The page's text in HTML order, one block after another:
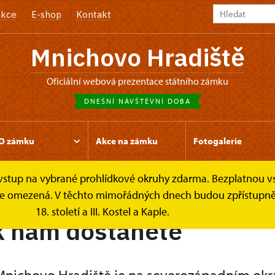
E-shop Kontakt
Mnichovo Hradiště
oficiální webová prezentace státního zámku
DNEŠNÍ NÁVŠTĚVNÍ DOBA
zámku Akce na zámku Fotogalerie
na vybrané prohlídkové okruhy zdarma. Bezplatnou
V těchto mimořádných dnech budou
18. století a III. Kostel a Kaple.
Jak se dostanete na zámek
nám dostanete